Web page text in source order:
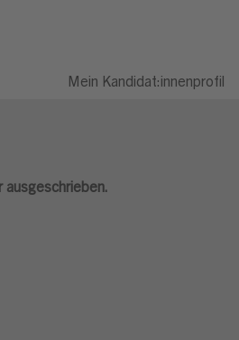
Mein Kandidat:innenprofil
ausgeschrieben.